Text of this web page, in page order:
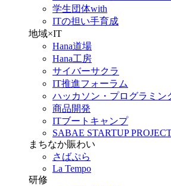
学生団体with
ITの担い手育成
地域×IT
Hana道場
Hana工房
サイバーサクラ
IT推進フォーラム
ハッカソン・プログラミン
商品開発
ITブートキャンプ
SABAE STARTUP
まちなか賑わい
さばぷら
La Tempo
研修